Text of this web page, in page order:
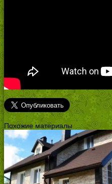
Похожие материалы